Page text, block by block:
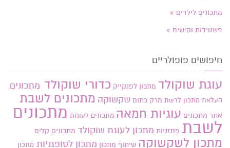
מתכונים לילדים
פשטידות וקישים
חיפושים פופולריים
עוגת שוקולד מתכון לפנקייק כדורי שוקולד מתכונים
העלאת מתכון לרשת מרק כתום שקשוקה מתכונים לשבת
אתר מתכונים עוגיות חמאה מתכונים לעוגות מתכונים
לשבת פחזניות מתכון לעוגת שוקולד מתכונים קלים
מתכון לשקשוקה שיתוף מתכון מתכון לסופגניות מתכון